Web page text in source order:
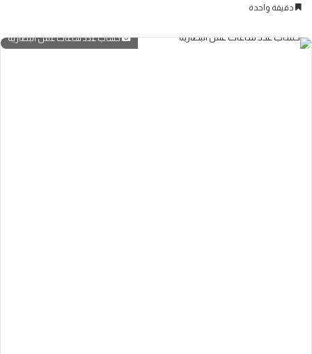
دقيقة واحدة
حساب عدد ساعات عمل البطارية